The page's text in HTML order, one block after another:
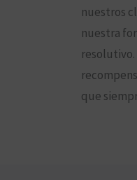
nuestros
nuestra
que